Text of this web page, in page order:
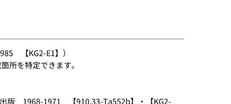
【KG2-E1】）
所を特定できます。
出版 1968-1971 【910.33-Ta552b】・【KG2-